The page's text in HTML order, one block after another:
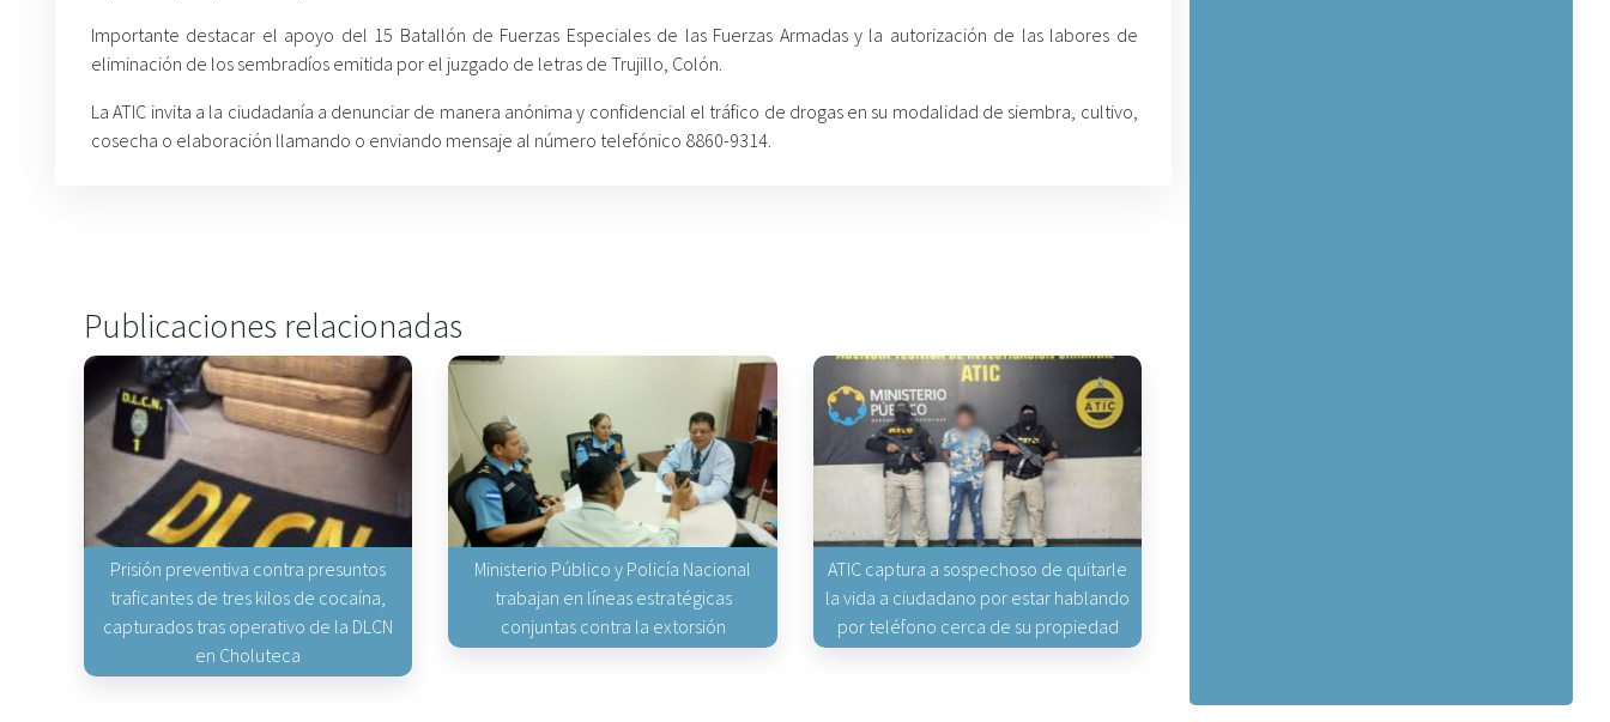
Importante destacar el apoyo del 15 Batallón de Fuerzas Especiales de las Fuerzas Armadas y la autorización de las labores de
eliminación de los sembradíos emitida por el juzgado de letras de Trujillo, Colón.
La ATIC invita a la ciudadanía a denunciar de manera anónima y confidencial el tráfico de drogas en su modalidad de siembra, cultivo,
cosecha o elaboración llamando o enviando mensaje al número telefónico 8860-9314.
Publicaciones relacionadas
Prisión preventiva contra presuntos
traficantes de tres kilos de cocaína,
capturados tras operativo de la DLCN
en Choluteca
Ministerio Público y Policía Nacional
trabajan en líneas estratégicas
conjuntas contra la extorsión
ATIC captura a sospechoso de quitarle
la vida a ciudadano por estar hablando
por teléfono cerca de su propiedad